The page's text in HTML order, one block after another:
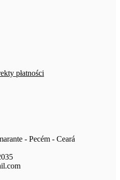
płatności
- Pecém - Ceará